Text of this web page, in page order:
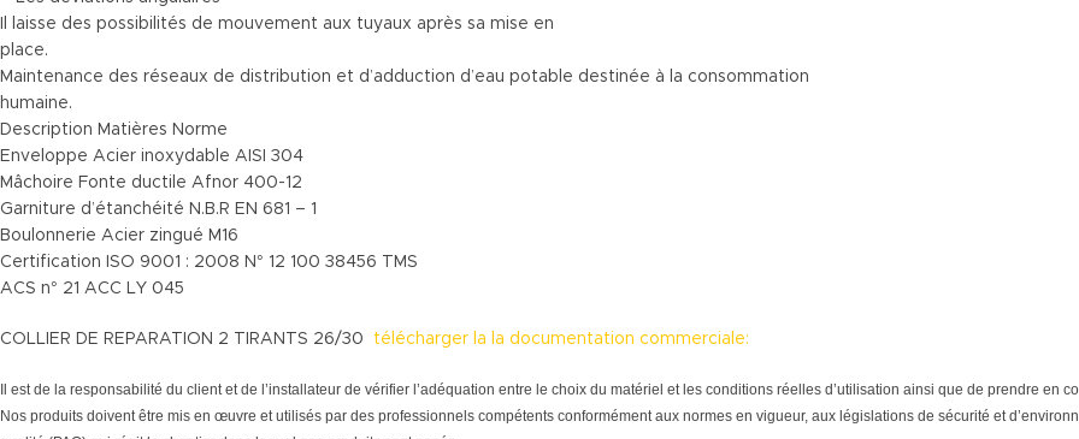
Il laisse des possibilités de mouvement aux tuyaux après sa mise en
place.
Maintenance des réseaux de distribution et d’adduction d’eau potable destinée à la consommation
humaine.
Description Matières Norme
Enveloppe Acier inoxydable AISI 304
Mâchoire Fonte ductile Afnor 400-12
Garniture d’étanchéité N.B.R EN 681 – 1
Boulonnerie Acier zingué M16
Certification ISO 9001 : 2008 N° 12 100 38456 TMS
ACS n° 21 ACC LY 045
COLLIER DE REPARATION 2 TIRANTS 26/30 télécharger la la documentation commerciale:
Il est de la responsabilité du client et de l’installateur de vérifier l’adéquation entre le choix du matériel et les conditions réelles d’utilisation ainsi que de prendre en
Nos produits doivent être mis en œuvre et utilisés par des professionnels compétents conformément aux normes en vigueur, aux législations de sécurité et